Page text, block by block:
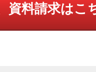
資料請求はこ